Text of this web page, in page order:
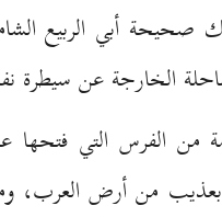
أبي الربيع
الخارجة عن سيطرة
من الفرس التي
من أرض العرب،